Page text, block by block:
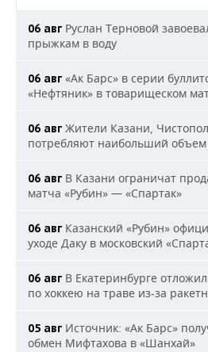
06 авг Руслан Терновой
прыжкам в воду
06 авг «Ак Барс» в серии
«Нефтяник» в товарищеском
06 авг Жители Казани,
потребляют наибольший объем
06 авг В Казани ограничат
матча «Рубин» — «Спартак»
06 авг Казанский «Рубин»
уходе Даку в московский
06 авг В Екатеринбурге
по хоккею на траве из-за
05 авг Источник: «Ак Барс»
обмен Мифтахова в «Шанхай»